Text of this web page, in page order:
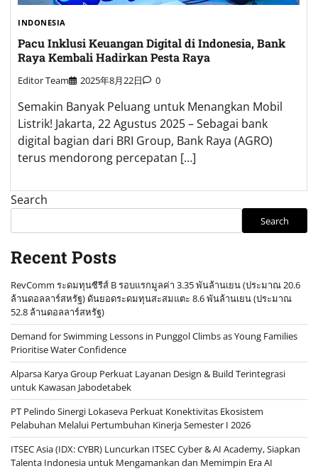
INDONESIA
Pacu Inklusi Keuangan Digital di Indonesia, Bank
Raya Kembali Hadirkan Pesta Raya
Editor Team 2025年8月22日 0
Semakin Banyak Peluang untuk Menangkan Mobil
Listrik! Jakarta, 22 Agustus 2025 – Sebagai bank
digital bagian dari BRI Group, Bank Raya (AGRO)
terus mendorong percepatan […]
Search
Search
Recent Posts
RevComm ระดมทุนซีรีส์ B รอบแรกมูลค่า 3.35 พันล้านเยน (ประมาณ 20.6
ล้านดอลลาร์สหรัฐ) ดันยอดระดมทุนสะสมแตะ 8.6 พันล้านเยน (ประมาณ
52.8 ล้านดอลลาร์สหรัฐ)
Demand for Swimming Lessons in Punggol Climbs as Young Families
Prioritise Water Confidence
Alparsa Karya Group Perkuat Layanan Design & Build Terintegrasi
untuk Kawasan Jabodetabek
PT Pelindo Sinergi Lokaseva Perkuat Konektivitas Ekosistem
Pelabuhan Melalui Pertumbuhan Kinerja Semester I 2026
ITSEC Asia (IDX: CYBR) Luncurkan ITSEC Cyber & AI Academy, Siapkan
Talenta Indonesia untuk Mengamankan dan Memimpin Era AI